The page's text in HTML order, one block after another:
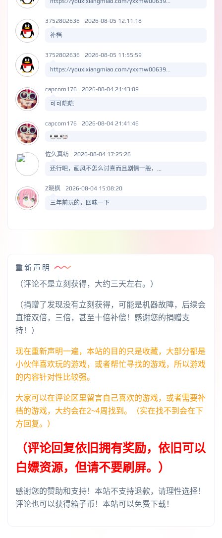
3752802636 2026-08-05 12:11:18
补档
3752802636 2026-08-05 11:55:59
https://youxixiangmiao.com/yxxmw00639...
capcom176 2026-08-04 21:43:09
可可皑皑
capcom176 2026-08-04 21:41:46
佐久真纺 2026-08-04 17:25:26
还行吧，画风不怎么讨喜而且剧情一般，...
Z晓枫 2026-08-04 15:08:20
三年前玩的，回味一下
重新声明
（评论不是立刻获得，大约三天左右。）
（捐赠了发现没有立刻获得，可能是机器故障，后续会
直接双倍，三倍，甚至十倍补偿！感谢您的捐赠支
持！）
现在重新声明一遍，本站的目的只是收藏，大部分都是
小伙伴喜欢玩的游戏，或者帮忙寻找的游戏，所以游戏
的内容针对性比较强。
大家可以在评论区里留言自己喜欢的游戏，或者需要补
档的游戏，大约会在2~4周找到。（实在找不到会在下
方回复。）
（评论回复依旧拥有奖励，依旧可以
白嫖资源，但请不要刷屏。）
感谢您的赞助和支持！本站不支持退款，请理性选择！
评论也可以获得箱子币！本站可以免费下载！